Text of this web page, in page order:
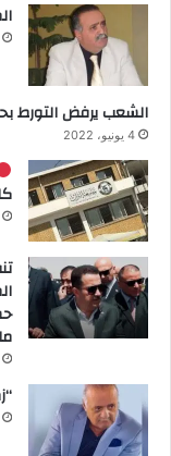
الشعب يرفض التورط
4 يونيو، 2022